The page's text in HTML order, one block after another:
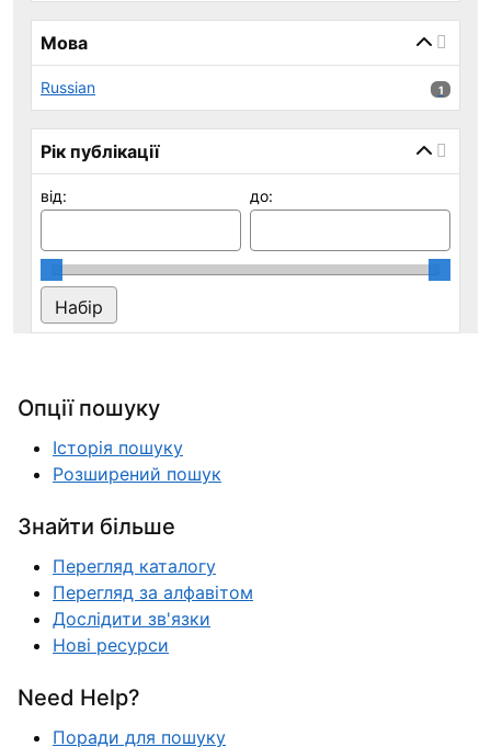
Мова
Russian 1
1
Рік публікації
від: до:
Опції пошуку
Історія пошуку
Розширений пошук
Знайти більше
Перегляд каталогу
Перегляд за алфавітом
Дослідити зв'язки
Нові ресурси
Need Help?
Поради для пошуку